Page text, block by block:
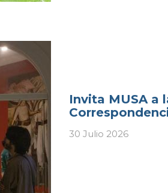
Invita MUSA a
30 Julio 2026